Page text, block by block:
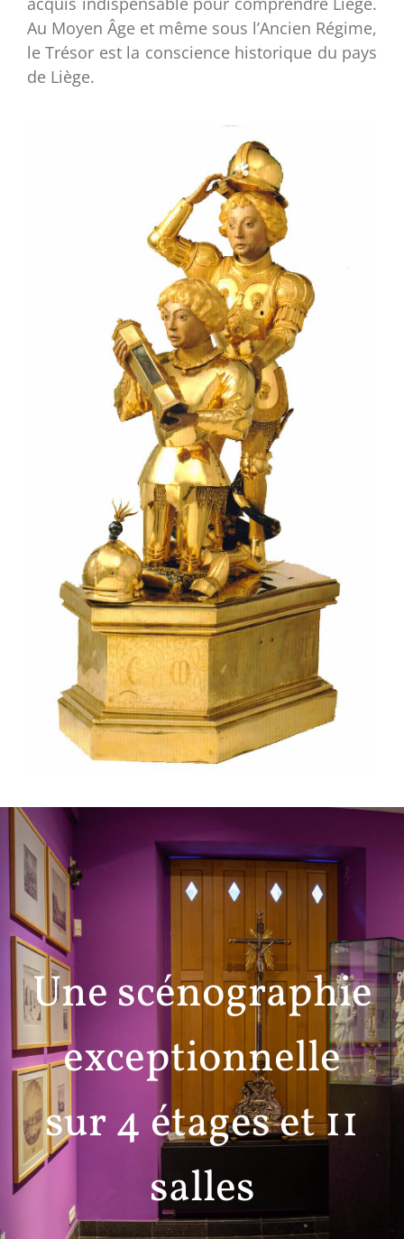
Au Moyen Âge et même sous l’Ancien Régime,
le Trésor est la conscience historique du pays
de Liège.
Une scénographie
exceptionnelle
sur 4 étages et 11
salles